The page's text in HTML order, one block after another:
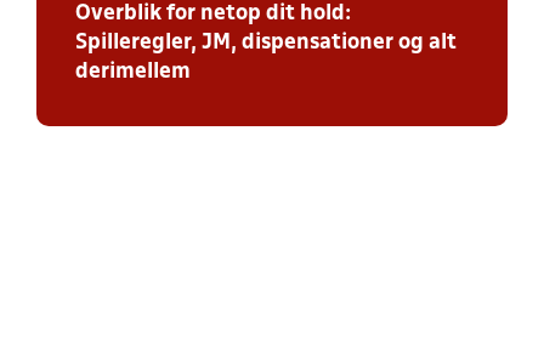
Overblik for netop dit hold:
Spilleregler, JM, dispensationer og alt
derimellem